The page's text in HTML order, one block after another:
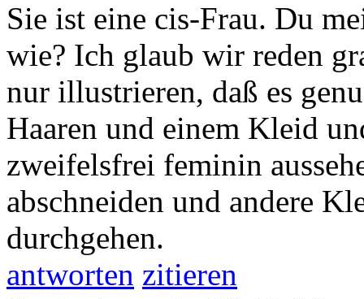
Sie ist eine cis-Frau. Du
wie? Ich glaub wir reden
nur illustrieren, daß es
Haaren und einem Kleid
zweifelsfrei feminin
abschneiden und andere
durchgehen.
antworten zitieren